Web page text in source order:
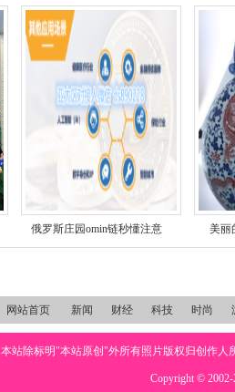
俄罗斯庄园omin链秒懂注意 美丽
网站首页 新闻 财经 科技 时尚
本站除标明"本站原创"外所有照片版权归创作
Copyright ©